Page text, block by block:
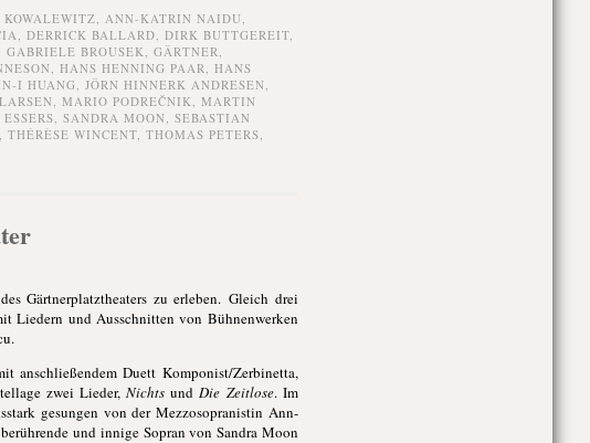
KOWALEWITZ, ANN-KATRIN NAIDU,
, DERRICK BALLARD, DIRK BUTTGEREIT,
GABRIELE BROUSEK, GÄRTNER,
, HANS HENNING PAAR, HANS
I HUANG, JÖRN HINNERK ANDRESEN,
, MARIO PODREČNIK, MARTIN
, SANDRA MOON, SEBASTIAN
, THÉRÈSE WINCENT, THOMAS PETERS,
Gärtnerplatztheaters zu erleben. Gleich drei
Liedern und Ausschnitten von Bühnenwerken
anschließendem Duett Komponist/Zerbinetta,
zwei Lieder,Nichts undDie Zeitlose. Im
gesungen von der Mezzosopranistin Ann-
und innige Sopran von Sandra Moon